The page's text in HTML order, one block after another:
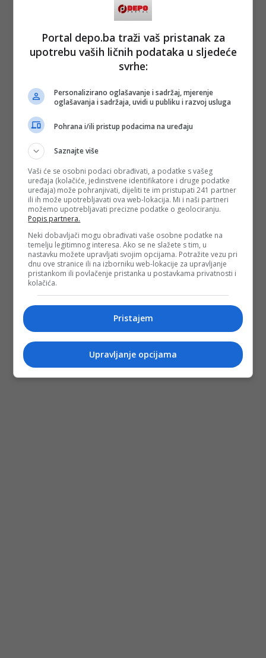
Portal depo.ba traži vaš pristanak za
upotrebu vaših ličnih podataka u sljedeće
svrhe:
Personalizirano oglašavanje i sadržaj, mjerenje
oglašavanja i sadržaja, uvidi u publiku i razvoj usluga
Pohrana i/ili pristup podacima na uređaju
Saznajte više
Vaši će se osobni podaci obrađivati, a podatke s vašeg
uređaja (kolačiće, jedinstvene identifikatore i druge podatke
uređaja) može pohranjivati, dijeliti te im pristupati 241 partner
ili ih može upotrebljavati ova web-lokacija. Mi i naši partneri
možemo upotrebljavati precizne podatke o geolociranju.
Popis partnera.
Neki dobavljači mogu obrađivati vaše osobne podatke na
temelju legitimnog interesa. Ako se ne slažete s tim, u
nastavku možete upravljati svojim opcijama. Potražite vezu pri
dnu ove stranice ili na izborniku web-lokacije za upravljanje
pristankom ili povlačenje pristanka u postavkama privatnosti i
kolačića.
Pristajem
Upravljanje opcijama